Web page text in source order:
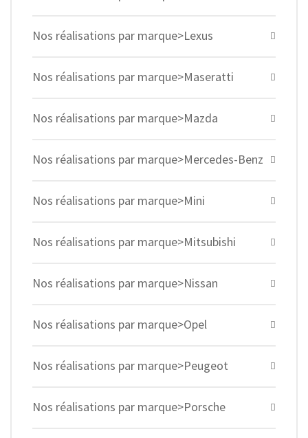
Nos réalisations par marque>Lexus
Nos réalisations par marque>Maseratti
Nos réalisations par marque>Mazda
Nos réalisations par marque>Mercedes-Benz
Nos réalisations par marque>Mini
Nos réalisations par marque>Mitsubishi
Nos réalisations par marque>Nissan
Nos réalisations par marque>Opel
Nos réalisations par marque>Peugeot
Nos réalisations par marque>Porsche